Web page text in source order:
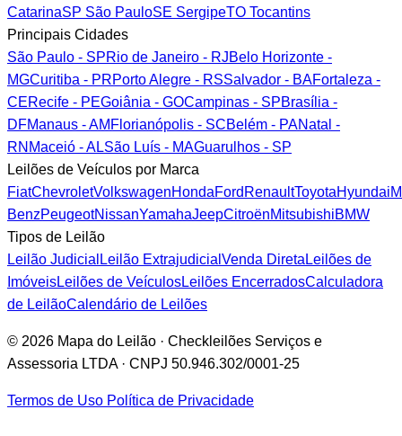
CatarinaSP São PauloSE SergipeTO Tocantins
Principais Cidades
São Paulo - SPRio de Janeiro - RJBelo Horizonte -
MGCuritiba - PRPorto Alegre - RSSalvador - BAFortaleza -
CERecife - PEGoiânia - GOCampinas - SPBrasília -
DFManaus - AM Florianópolis - SCBelém - PANatal -
RN Maceió - ALSão Luís - MAGuarulhos - SP
Leilões de Veículos por Marca
FiatChevroletVolkswagenHondaFord RenaultToyotaHyundai
BenzPeugeotNissanYamahaJeepCitroënMitsubishiBMW
Tipos de Leilão
Leilão Judicial Leilão Extrajudicial Venda DiretaLeilões de
ImóveisLeilões de VeículosLeilões EncerradosCalculadora
de LeilãoCalendário de Leilões
© 2026 Mapa do Leilão · Checkleilões Serviços e
Assessoria LTDA · CNPJ 50.946.302/0001-25
Termos de Uso Política de Privacidade